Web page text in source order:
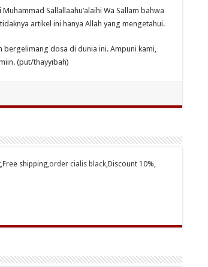
Sallallaahu’alaihi Wa Sallam bahwa
artikel ini hanya Allah yang mengetahui.
bergelimang dosa di dunia ini. Ampuni kami,
(put/thayyibah)
,Free shipping,order cialis black,Discount 10%,